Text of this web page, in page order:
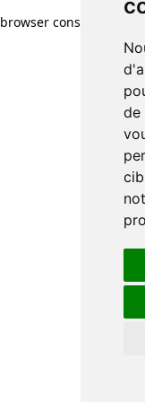
de
browser console for